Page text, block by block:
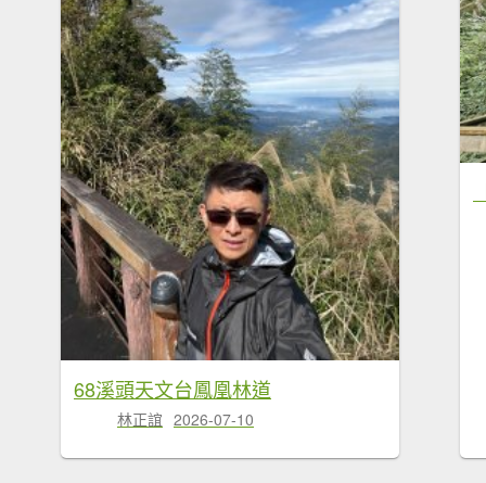
68溪頭天文台鳳凰林道
林正誼 2026-07-10